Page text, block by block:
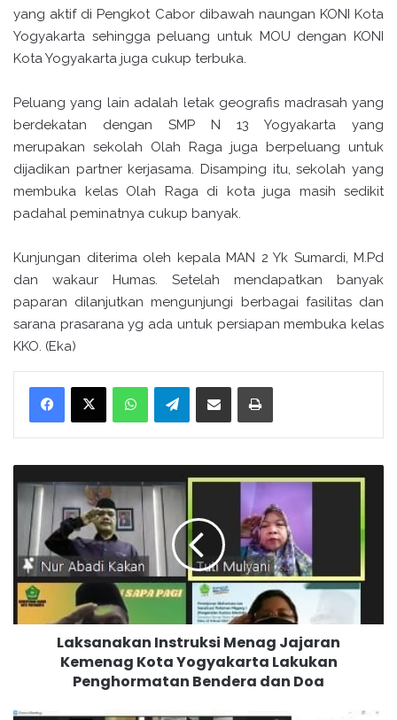
yang aktif di Pengkot Cabor dibawah naungan KONI Kota
Yogyakarta sehingga peluang untuk MOU dengan KONI
Kota Yogyakarta juga cukup terbuka.
Peluang yang lain adalah letak geografis madrasah yang
berdekatan dengan SMP N 13 Yogyakarta yang
merupakan sekolah Olah Raga juga berpeluang untuk
dijadikan partner kerjasama. Disamping itu, sekolah yang
membuka kelas Olah Raga di kota juga masih sedikit
padahal peminatnya cukup banyak.
Kunjungan diterima oleh kepala MAN 2 Yk Sumardi, M.Pd
dan wakaur Humas. Setelah mendapatkan banyak
paparan dilanjutkan mengunjungi berbagai fasilitas dan
sarana prasarana yg ada untuk persiapan membuka kelas
KKO. (Eka)
WhatsApp Telegram
a
k
a
t
Laksanakan Instruksi Menag Jajaran
Kemenag Kota Yogyakarta Lakukan
Penghormatan Bendera dan Doa